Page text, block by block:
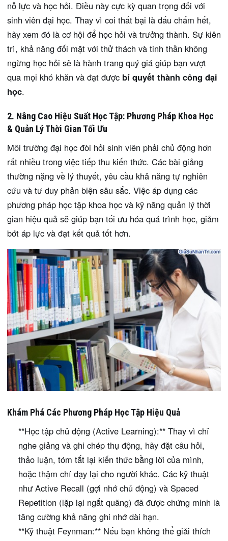
nỗ lực và học hỏi. Điều này cực kỳ quan trọng đối với
sinh viên đại học. Thay vì coi thất bại là dấu chấm hết,
hãy xem đó là cơ hội để học hỏi và trưởng thành. Sự kiên
trì, khả năng đối mặt với thử thách và tinh thần không
ngừng học hỏi sẽ là hành trang quý giá giúp bạn vượt
qua mọi khó khăn và đạt được bí quyết thành công đại
học.
2. Nâng Cao Hiệu Suất Học Tập: Phương Pháp Khoa Học
& Quản Lý Thời Gian Tối Ưu
Môi trường đại học đòi hỏi sinh viên phải chủ động hơn
rất nhiều trong việc tiếp thu kiến thức. Các bài giảng
thường nặng về lý thuyết, yêu cầu khả năng tự nghiên
cứu và tư duy phản biện sâu sắc. Việc áp dụng các
phương pháp học tập khoa học và kỹ năng quản lý thời
gian hiệu quả sẽ giúp bạn tối ưu hóa quá trình học, giảm
bớt áp lực và đạt kết quả tốt hơn.
Khám Phá Các Phương Pháp Học Tập Hiệu Quả
**Học tập chủ động (Active Learning):** Thay vì chỉ
nghe giảng và ghi chép thụ động, hãy đặt câu hỏi,
thảo luận, tóm tắt lại kiến thức bằng lời của mình,
hoặc thậm chí dạy lại cho người khác. Các kỹ thuật
như Active Recall (gợi nhớ chủ động) và Spaced
Repetition (lặp lại ngắt quãng) đã được chứng minh là
tăng cường khả năng ghi nhớ dài hạn.
**Kỹ thuật Feynman:** Nếu bạn không thể giải thích